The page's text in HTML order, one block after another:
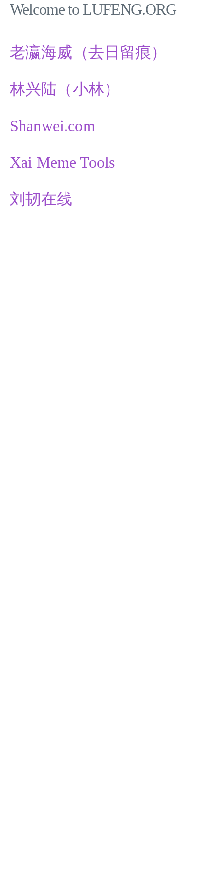
Welcome to LUFENG.ORG
老瀛海威（去日留痕）
林兴陆（小林）
Shanwei.com
Xai Meme Tools
刘韧在线